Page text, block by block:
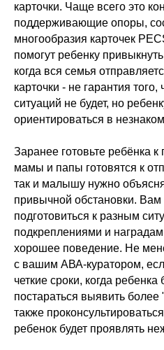
карточки. Чаще всего это
поддерживающие опоры,
многообразия карточек
помогут ребенку
когда вся семья
карточки - не гарантия
ситуаций не будет, но
ориентироваться в
Заранее готовьте ребёнка
мамы и папы готовятся к
так и малышу нужно
привычной обстановки.
подготовиться к разным
подкреплениями и
хорошее поведение. Не
с вашим АВА-куратором,
четкие сроки, когда
постараться выявить
также
ребенок будет проявлять